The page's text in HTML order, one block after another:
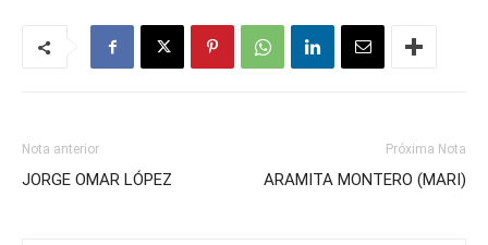
Nota anterior
JORGE OMAR LÓPEZ
Próxima Nota
ARAMITA MONTERO (MARI)